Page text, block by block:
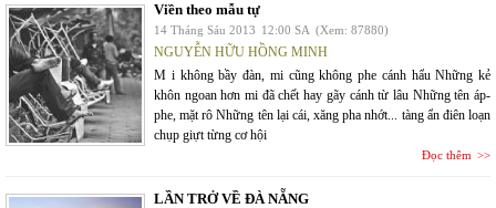
Viền theo mẫu tự
14 Tháng Sáu 2013 12:00 SA (Xem: 87880)
NGUYỄN HỮU HỒNG MINH
M i không bầy đàn, mi cũng không phe cánh hẩu Những kẻ
khôn ngoan hơn mi đã chết hay gãy cánh từ lâu Những tên áp-
phe, mặt rô Những tên lại cái, xăng pha nhớt... tàng ẩn điên loạn
chụp giựt từng cơ hội
Đọc thêm
LẦN TRỞ VỀ ĐÀ NẴNG